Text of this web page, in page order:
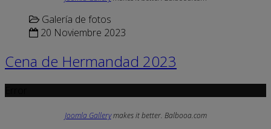
Galería de fotos
20 Noviembre 2023
Cena de Hermandad 2023
Joomla Gallerymakes it better. Balbooa.com